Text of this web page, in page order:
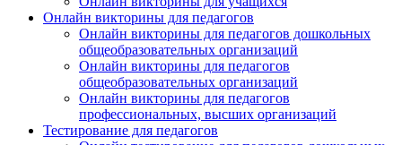
Онлайн викторины для педагогов
Онлайн викторины для педагогов дошкольных
общеобразовательных организаций
Онлайн викторины для педагогов
общеобразовательных организаций
Онлайн викторины для педагогов
профессиональных, высших организаций
Тестирование для педагогов